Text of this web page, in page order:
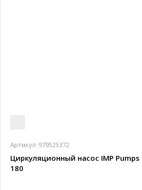
Артикул: 979525372
Циркуляционный насос IMP Pumps
180